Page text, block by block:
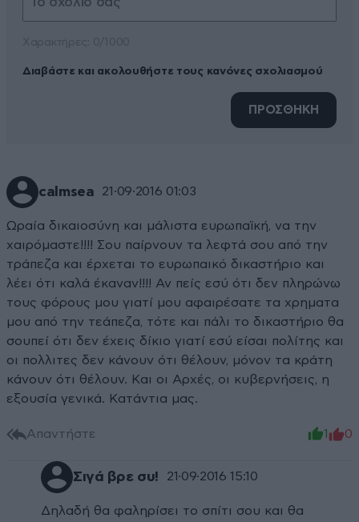
Διαβάστε και ακολουθήστε τους κανόνες σχολιασμού
ΠΡΟΣΘΗΚΗ
calmsea 21·09·2016 01:03
Ωραία δικαιοσύνη και μάλιστα ευρωπαϊκή, να την
χαιρόμαστε!!!! Σου παίρνουν τα λεφτά σου από την
τράπεζα και έρχεται το ευρωπαικό δικαστήριο και
λέει ότι καλά έκαναν!!!! Αν πείς εσύ ότι δεν πληρώνω
τους φόρους μου γιατί μου αφαιρέσατε τα χρηματα
μου από την τεάπεζα, τότε και πάλι το δικαστήριο θα
σουπεί ότι δεν έχεις δίκιο γιατί εσύ είσαι πολίτης και
οι πολλιτες δεν κάνουν ότι θέλουν, μόνον τα κράτη
κάνουν ότι θέλουν. Και οι Αρχές, οι κυβερνήσεις, η
εξουσία γενικά. Κατάντια μας.
Απαντήστε 1 0
Σιγά βρε συ! 21·09·2016 15:10
Δηλαδή θα φαληρίσει το σπίτι σου και θα